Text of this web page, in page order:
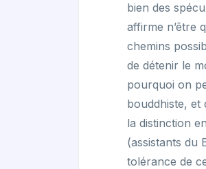
bien des
affirme n’être
chemins
de détenir le
pourquoi on
bouddhiste, et
la distinction
(assistants du
tolérance de